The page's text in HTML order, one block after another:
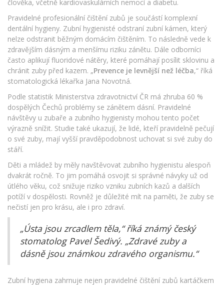
člověka, včetně kardiovaskulárních nemocí a diabetu.
Pravidelné profesionální čištění zubů je součástí komplexní
dentální hygieny. Zubní hygienisté odstraní zubní kámen, který
nelze odstranit běžným domácím čištěním. To následně vede k
zdravějším dásným a menšímu riziku zánětu. Dále odborníci
často aplikují fluoridové nátěry, které pomáhají posílit sklovinu a
chránit zuby před kazem. „Prevence je levnější než léčba,“ říká
stomatologická lékařka Jana Novotná.
Podle statistik Ministerstva zdravotnictví ČR má zhruba 60 %
dospělých Čechů problémy se zánětem dásní. Pravidelné
návštěvy u zubaře a zubního hygienisty mohou tento počet
výrazně snížit. Studie také ukazují, že lidé, kteří pravidelně pečují
o své zuby, mají vyšší pravděpodobnost uchovat si své zuby do
stáří.
Děti a mládež by měly navštěvovat zubního hygienistu alespoň
dvakrát ročně. To jim pomáhá osvojit si správné návyky už od
útlého věku, což snižuje riziko vzniku zubních kazů a dalších
potíží v dospělosti. Rovněž je důležité mít na paměti, že zuby se
nečistí jen pro krásu, ale i pro zdraví.
„Ústa jsou zrcadlem těla,“ říká známý český
stomatolog Pavel Šedivý. „Zdravé zuby a
dásně jsou známkou zdravého organismu.“
Zubní hygiena zahrnuje nejen pravidelné čištění zubů kartáčkem